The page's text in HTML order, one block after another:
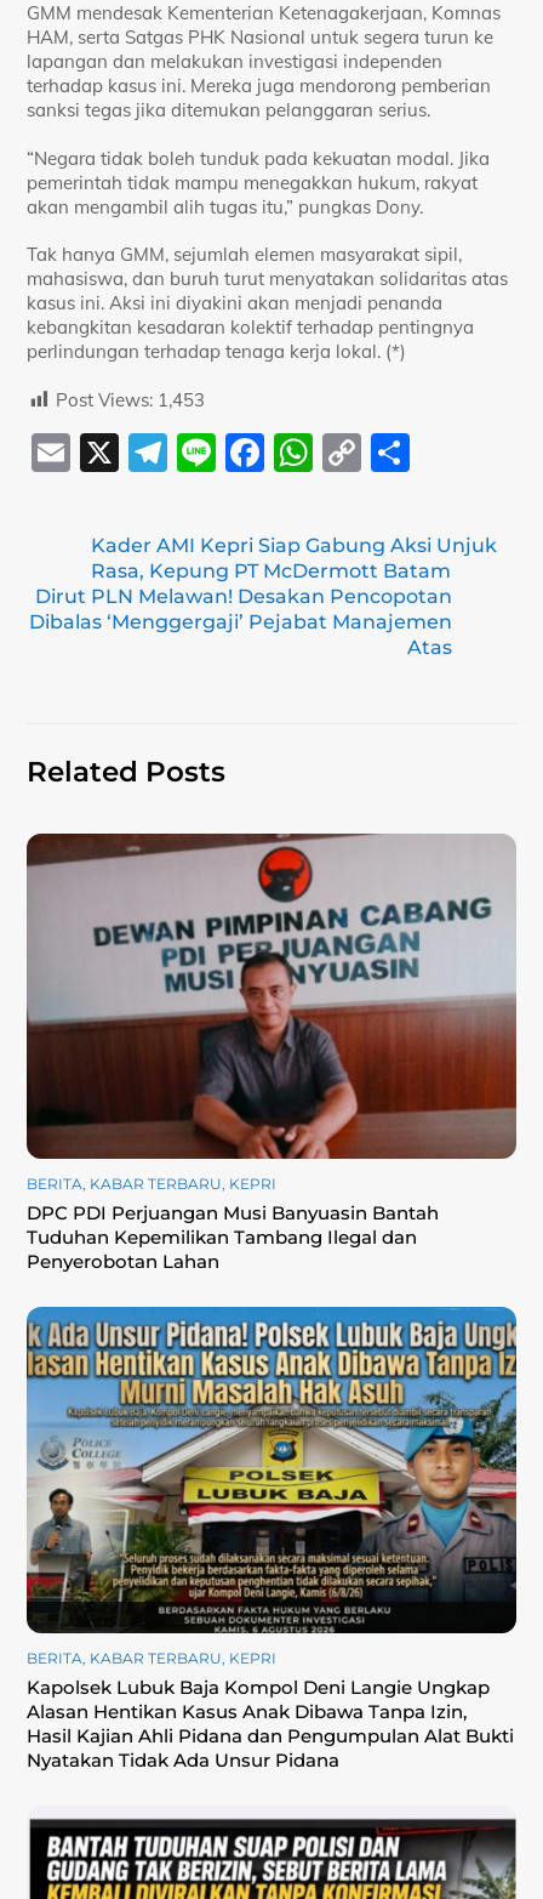
GMM mendesak Kementerian Ketenagakerjaan, Komnas
HAM, serta Satgas PHK Nasional untuk segera turun ke
lapangan dan melakukan investigasi independen
terhadap kasus ini. Mereka juga mendorong pemberian
sanksi tegas jika ditemukan pelanggaran serius.
“Negara tidak boleh tunduk pada kekuatan modal. Jika
pemerintah tidak mampu menegakkan hukum, rakyat
akan mengambil alih tugas itu,” pungkas Dony.
Tak hanya GMM, sejumlah elemen masyarakat sipil,
mahasiswa, dan buruh turut menyatakan solidaritas atas
kasus ini. Aksi ini diyakini akan menjadi penanda
kebangkitan kesadaran kolektif terhadap pentingnya
perlindungan terhadap tenaga kerja lokal. (*)
Post Views: 1,453
E
ai
X
T
e
gr
a
m
Li
e
F
c
e
b
o
W
at
s
A
C
p
y
Li
ar
e
Kader AMI Kepri Siap Gabung Aksi Unjuk
Rasa, Kepung PT McDermott Batam
Dirut PLN Melawan! Desakan Pencopotan
Dibalas ‘Menggergaji’ Pejabat Manajemen
Atas
Related Posts
BERITA, KABAR TERBARU, KEPRI
DPC PDI Perjuangan Musi Banyuasin Bantah
Tuduhan Kepemilikan Tambang Ilegal dan
Penyerobotan Lahan
BERITA, KABAR TERBARU, KEPRI
Kapolsek Lubuk Baja Kompol Deni Langie Ungkap
Alasan Hentikan Kasus Anak Dibawa Tanpa Izin,
Hasil Kajian Ahli Pidana dan Pengumpulan Alat Bukti
Nyatakan Tidak Ada Unsur Pidana